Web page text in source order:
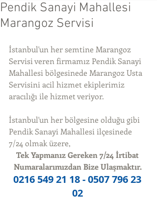
Pendik Sanayi Mahallesi
Marangoz Servisi
İstanbul'un her semtine Marangoz
Servisi veren firmamız Pendik Sanayi
Mahallesi bölgesinede Marangoz Usta
Servisini acil hizmet ekiplerimiz
aracılığı ile hizmet veriyor.
İstanbul'un her bölgesine olduğu gibi
Pendik Sanayi Mahallesi ilçesinede
7/24 olmak üzere,
Tek Yapmanız Gereken 7/24 İrtibat
Numaralarımızdan Bize Ulaşmaktır.
0216 549 21 18 - 0507 796 23
02